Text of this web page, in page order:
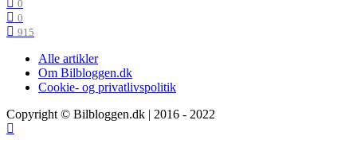
0
0
915
Alle artikler
Om Bilbloggen.dk
Cookie- og privatlivspolitik
Copyright © Bilbloggen.dk | 2016 - 2022